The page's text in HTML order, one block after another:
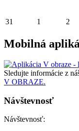
31
1 2
Mobilná
Sledujte informácie z
V OBRAZE.
Návštevnosť
Návštevnosť: